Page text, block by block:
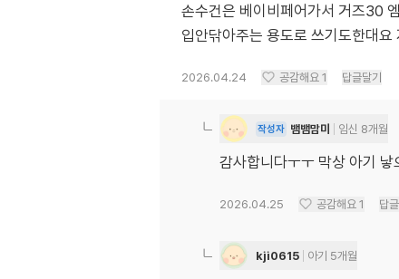
손수건은 베이비페어가서 거즈30
입안닦아주는 용도로 쓰기도한대
2026.04.24 공감해요 1 답글달기
작성자 뱀뱀맘미 임신 8개월
감사합니다ㅜㅜ 막상 아기
2026.04.25 공감해요 1 답
kji0615 아기 5개월